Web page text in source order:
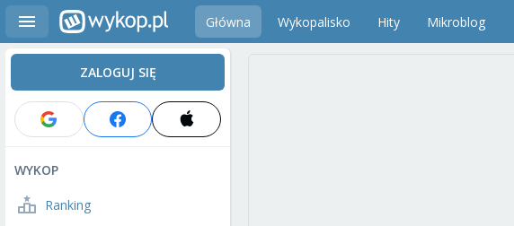
Główna Wykopalisko Hity Mikroblog
ZALOGUJ SIĘ
WYKOP
Ranking